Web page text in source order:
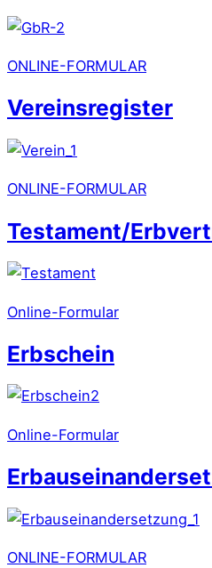
ONLINE-FORMULAR
Vereinsregister
ONLINE-FORMULAR
Testament/
Online-Formular
Erbschein
Online-Formular
ONLINE-FORMULAR